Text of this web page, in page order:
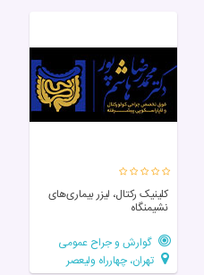
کلینیک رکتال، لیزر بیماری‌های
نشیمنگاه
گوارش و جراح عمومی
تهران، چهارراه ولیعصر